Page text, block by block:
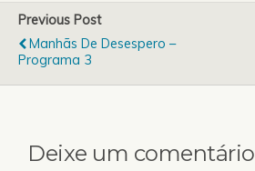
ao SWR…
Destroyer, com o seu
álbum avassalador Book
Burner, bem como os
recentes lançamentos de
Shining, Six Feet Under,
Previous Post
Manhãs De Desespero –
Programa 3
Deixe um comentário